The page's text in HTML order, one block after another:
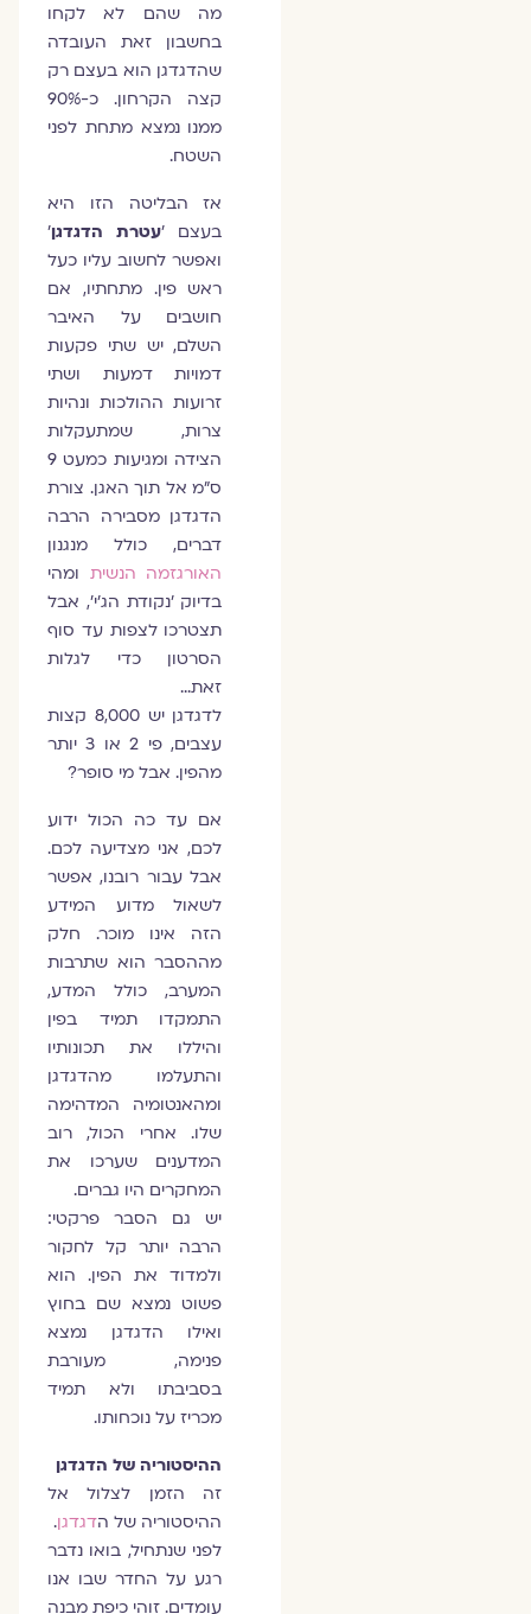
מה שהם לא לקחו
בחשבון זאת העובדה
שהדגדגן הוא בעצם רק
קצה הקרחון. כ-90%
ממנו נמצא מתחת לפני
השטח.
אז הבליטה הזו היא
בעצם '
עטרת הדגדגן'
ואפשר לחשוב עליו כעל
ראש פין. מתחתיו, אם
חושבים על האיבר
השלם, יש שתי פקעות
דמויות דמעות ושתי
זרועות ההולכות ונהיות
צרות, שמתעקלות
הצידה ומגיעות כמעט 9
ס"מ אל תוך האגן. צורת
הדגדגן מסבירה הרבה
דברים, כולל מנגנון
האורגזמה הנשיתומהי
בדיוק 'נקודת הג'י', אבל
תצטרכו לצפות עד סוף
הסרטון כדי לגלות
זאת…
לדגדגן יש 8,000 קצות
עצבים, פי 2 או 3 יותר
מהפין. אבל מי סופר?
אם עד כה הכול ידוע
לכם, אני מצדיעה לכם.
אבל עבור רובנו, אפשר
לשאול מדוע המידע
הזה אינו מוכר. חלק
מההסבר הוא שתרבות
המערב, כולל המדע,
התמקדו תמיד בפין
והיללו את תכונותיו
והתעלמו מהדגדגן
ומהאנטומיה המדהימה
שלו. אחרי הכול, רוב
המדענים שערכו את
המחקרים היו גברים.
יש גם הסבר פרקטי:
הרבה יותר קל לחקור
ולמדוד את הפין. הוא
פשוט נמצא שם בחוץ
ואילו הדגדגן נמצא
פנימה, מעורבת
בסביבתו ולא תמיד
מכריז על נוכחותו.
ההיסטוריה של הדגדגן
זה הזמן לצלול אל
ההיסטוריה של ה דגדגן.
לפני שנתחיל, בואו נדבר
רגע על החדר שבו אנו
עומדים. זוהי כיפת מבנה